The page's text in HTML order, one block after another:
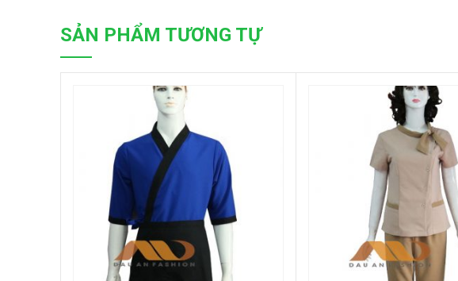
SẢN PHẨM TƯƠNG TỰ